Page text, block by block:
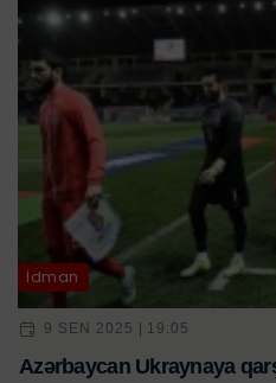
İdman
9 SEN 2025 | 19:05
Azərbaycan Ukraynaya